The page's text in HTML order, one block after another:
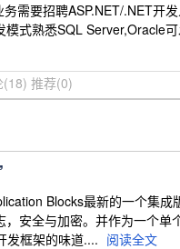
需要招聘ASP.NET/.NET开
式熟悉SQL Server,Oracle
(18) 推荐(0)
Blocks最新的一个集
安全与加密。并作为一个
发框架的味道.... 阅读全文